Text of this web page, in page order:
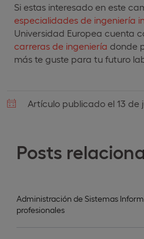
Posts
Administración de Sistemas
profesionales
Si estas interesado en este
especialidades de ingeniería
Universidad Europea cuenta
carreras de ingeniería donde
más te guste para tu futuro
Artículo publicado el 13 de